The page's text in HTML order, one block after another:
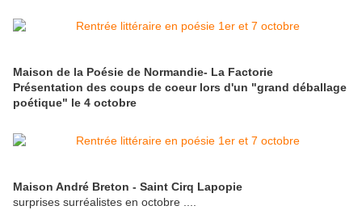
Maison de la Poésie de Normandie- La Factorie
Présentation des coups de coeur lors d'un "grand déballage
poétique" le 4 octobre
Maison André Breton - Saint Cirq Lapopie
surprises surréalistes en octobre ....